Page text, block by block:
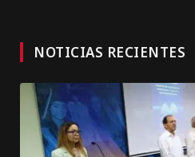
NOTICIAS RECIENTES